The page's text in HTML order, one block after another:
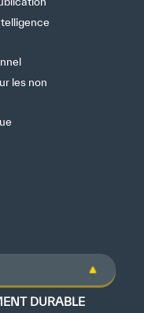
les non
DURABLE